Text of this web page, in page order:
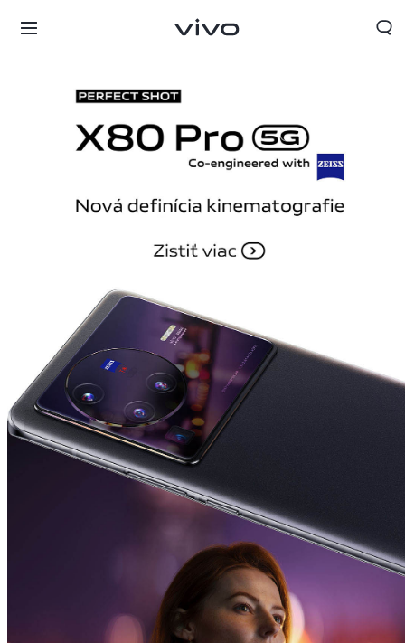
Slovakia | Vybrať krajinu/región